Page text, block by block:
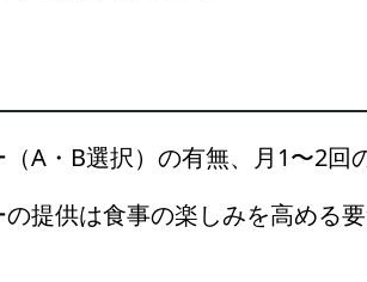
A・B選択）の有無、月1〜2回
提供は食事の楽しみを高める